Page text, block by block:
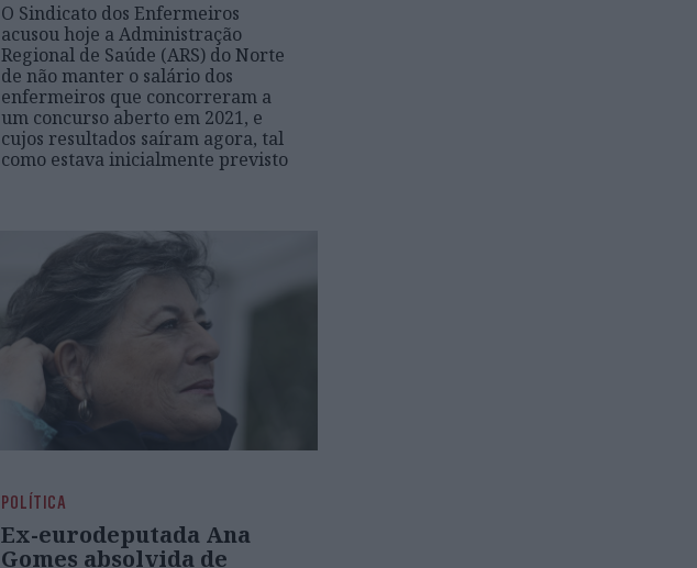
O Sindicato dos Enfermeiros
acusou hoje a Administração
Regional de Saúde (ARS) do Norte
de não manter o salário dos
enfermeiros que concorreram a
um concurso aberto em 2021, e
cujos resultados saíram agora, tal
como estava inicialmente previsto
POLÍTICA
Ex-eurodeputada Ana
Gomes absolvida de